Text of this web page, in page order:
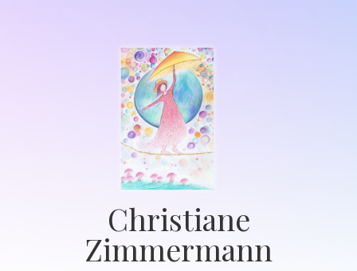
Christiane
Zimmermann